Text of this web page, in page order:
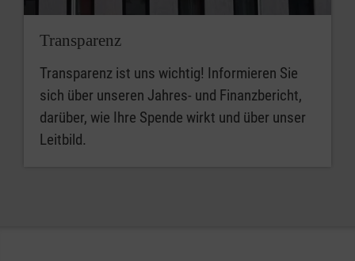
Transparenz
Transparenz ist uns wichtig! Informieren Sie
sich über unseren Jahres- und Finanzbericht,
darüber, wie Ihre Spende wirkt und über unser
Leitbild.